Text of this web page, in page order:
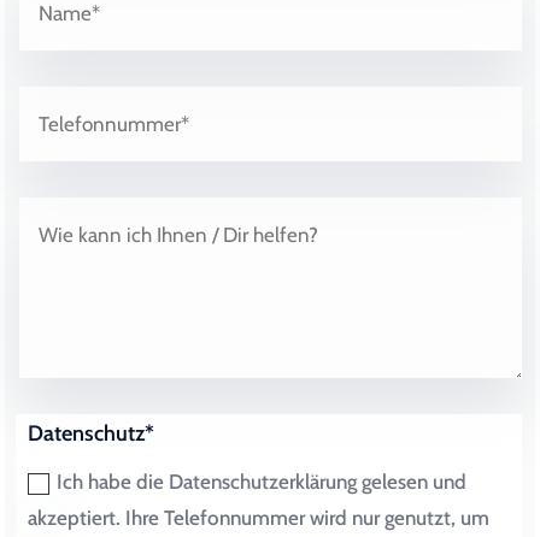
Datenschutz*
Ich habe die Datenschutzerklärung gelesen und
akzeptiert. Ihre Telefonnummer wird nur genutzt, um